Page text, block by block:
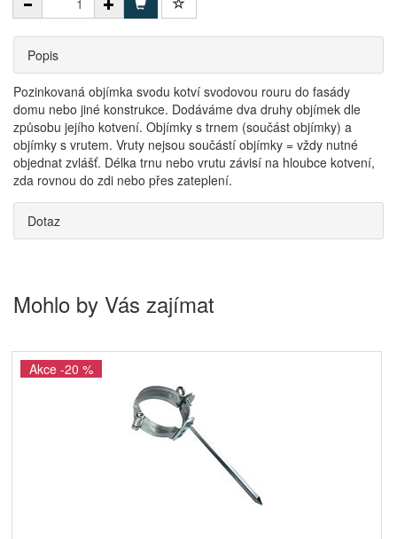
Popis
Pozinkovaná objímka svodu kotví svodovou rouru do fasády
domu nebo jiné konstrukce. Dodáváme dva druhy objímek dle
způsobu jejího kotvení. Objímky s trnem (součást objímky) a
objímky s vrutem. Vruty nejsou součástí objímky = vždy nutné
objednat zvlášť. Délka trnu nebo vrutu závisí na hloubce kotvení,
zda rovnou do zdi nebo přes zateplení.
Dotaz
Mohlo by Vás zajímat
Akce -20 %